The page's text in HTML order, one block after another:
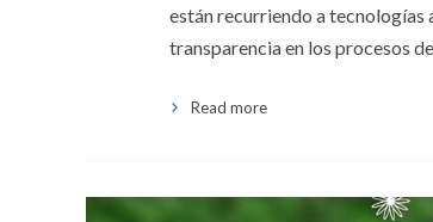
están recurriendo a
transparencia en los procesos
Read more